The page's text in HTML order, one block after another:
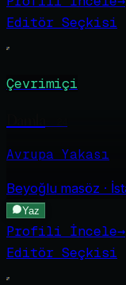
Editör Seçkisi
Çevrimiçi
Avrupa Yakası
Beyoğlumasöz ·
Yaz
Profili İncele→
Editör Seçkisi